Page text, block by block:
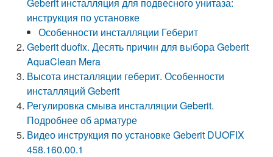
инструкция по установке
Особенности инсталляции Геберит
Geberit duofix. Десять причин для выбора Geberit
AquaClean Mera
Высота инсталляции геберит. Особенности
инсталляций Geberit
Регулировка смыва инсталляции Geberit.
Подробнее об арматуре
Видео инструкция по установке Geberit DUOFIX
458.160.00.1